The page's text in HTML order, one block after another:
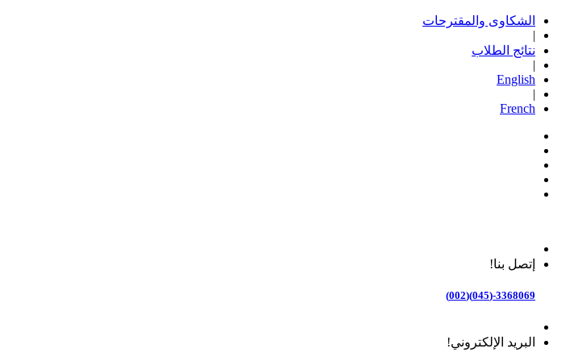
الشكاوى والمقترحات
|
نتائج الطلاب
|
English
|
French
إتصل بنا!
3368069-(045)(002)
البريد الإلكتروني!